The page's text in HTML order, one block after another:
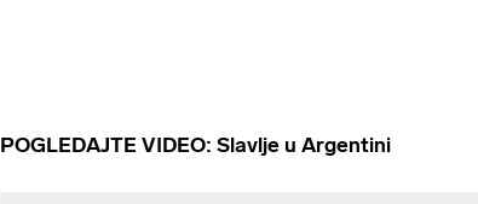
POGLEDAJTE VIDEO: Slavlje u Argentini